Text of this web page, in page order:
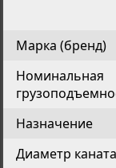
Марка (бренд)
Номинальная
Назначение
Диаметр каната